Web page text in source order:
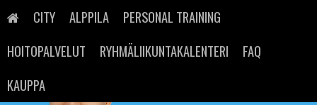
content
CITY ALPPILA
PERSONAL TRAINING
HOITOPALVELUT
RYHMÄLIIKUNTAKALENTERI
FAQ
KAUPPA